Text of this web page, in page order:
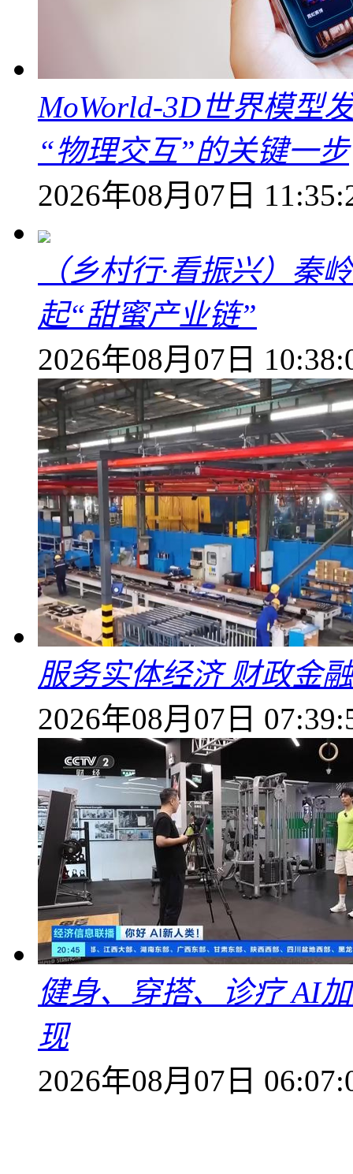
MoWorld-3D世界模型
“物理交互”的关键一步
2026年08月07日
（乡村行·看振兴）秦
起“甜蜜产业链”
2026年08月07日
服务实体经济 财政金
2026年08月07日
健身、穿搭、诊疗 AI
现
2026年08月07日